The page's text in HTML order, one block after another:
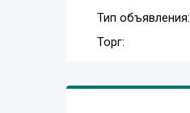
Тип объявления:
Торг: